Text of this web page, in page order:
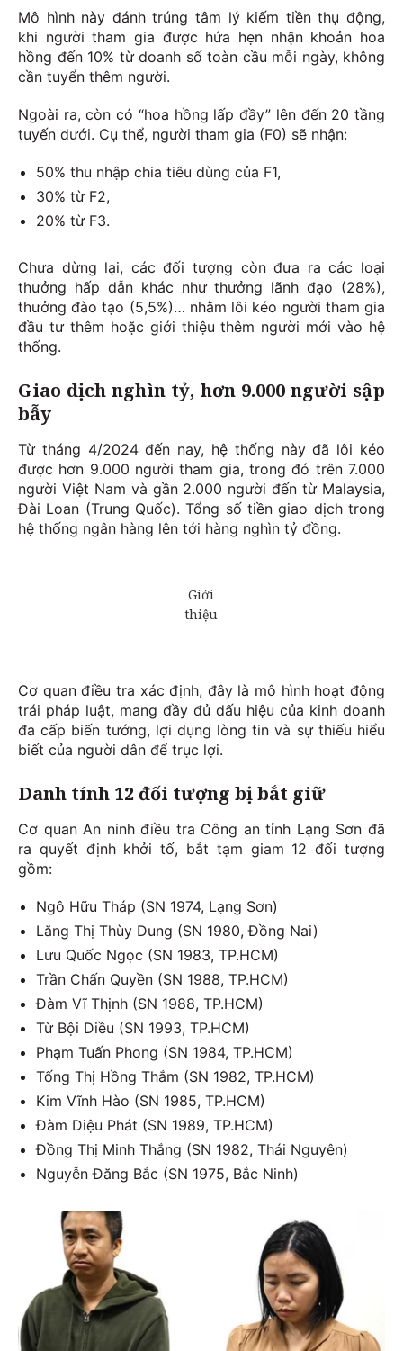
Mô hình này đánh trúng tâm lý kiếm tiền thụ động,
khi người tham gia được hứa hẹn nhận khoản hoa
hồng đến 10% từ doanh số toàn cầu mỗi ngày, không
cần tuyển thêm người.
Ngoài ra, còn có “hoa hồng lấp đầy” lên đến 20 tầng
tuyến dưới. Cụ thể, người tham gia (F0) sẽ nhận:
50% thu nhập chia tiêu dùng của F1,
30% từ F2,
20% từ F3.
Chưa dừng lại, các đối tượng còn đưa ra các loại
thưởng hấp dẫn khác như thưởng lãnh đạo (28%),
thưởng đào tạo (5,5%)… nhằm lôi kéo người tham gia
đầu tư thêm hoặc giới thiệu thêm người mới vào hệ
thống.
Giao dịch nghìn tỷ, hơn 9.000 người sập
bẫy
Từ tháng 4/2024 đến nay, hệ thống này đã lôi kéo
được hơn 9.000 người tham gia, trong đó trên 7.000
người Việt Nam và gần 2.000 người đến từ Malaysia,
Đài Loan (Trung Quốc). Tổng số tiền giao dịch trong
hệ thống ngân hàng lên tới hàng nghìn tỷ đồng.
Cơ quan điều tra xác định, đây là mô hình hoạt động
trái pháp luật, mang đầy đủ dấu hiệu của kinh doanh
đa cấp biến tướng, lợi dụng lòng tin và sự thiếu hiểu
biết của người dân để trục lợi.
Danh tính 12 đối tượng bị bắt giữ
Cơ quan An ninh điều tra Công an tỉnh Lạng Sơn đã
ra quyết định khởi tố, bắt tạm giam 12 đối tượng
gồm:
Ngô Hữu Tháp (SN 1974, Lạng Sơn)
Lăng Thị Thùy Dung (SN 1980, Đồng Nai)
Lưu Quốc Ngọc (SN 1983, TP.HCM)
Trần Chấn Quyền (SN 1988, TP.HCM)
Đàm Vĩ Thịnh (SN 1988, TP.HCM)
Từ Bội Diều (SN 1993, TP.HCM)
Phạm Tuấn Phong (SN 1984, TP.HCM)
Tống Thị Hồng Thắm (SN 1982, TP.HCM)
Kim Vĩnh Hào (SN 1985, TP.HCM)
Đàm Diệu Phát (SN 1989, TP.HCM)
Đồng Thị Minh Thắng (SN 1982, Thái Nguyên)
Nguyễn Đăng Bắc (SN 1975, Bắc Ninh)